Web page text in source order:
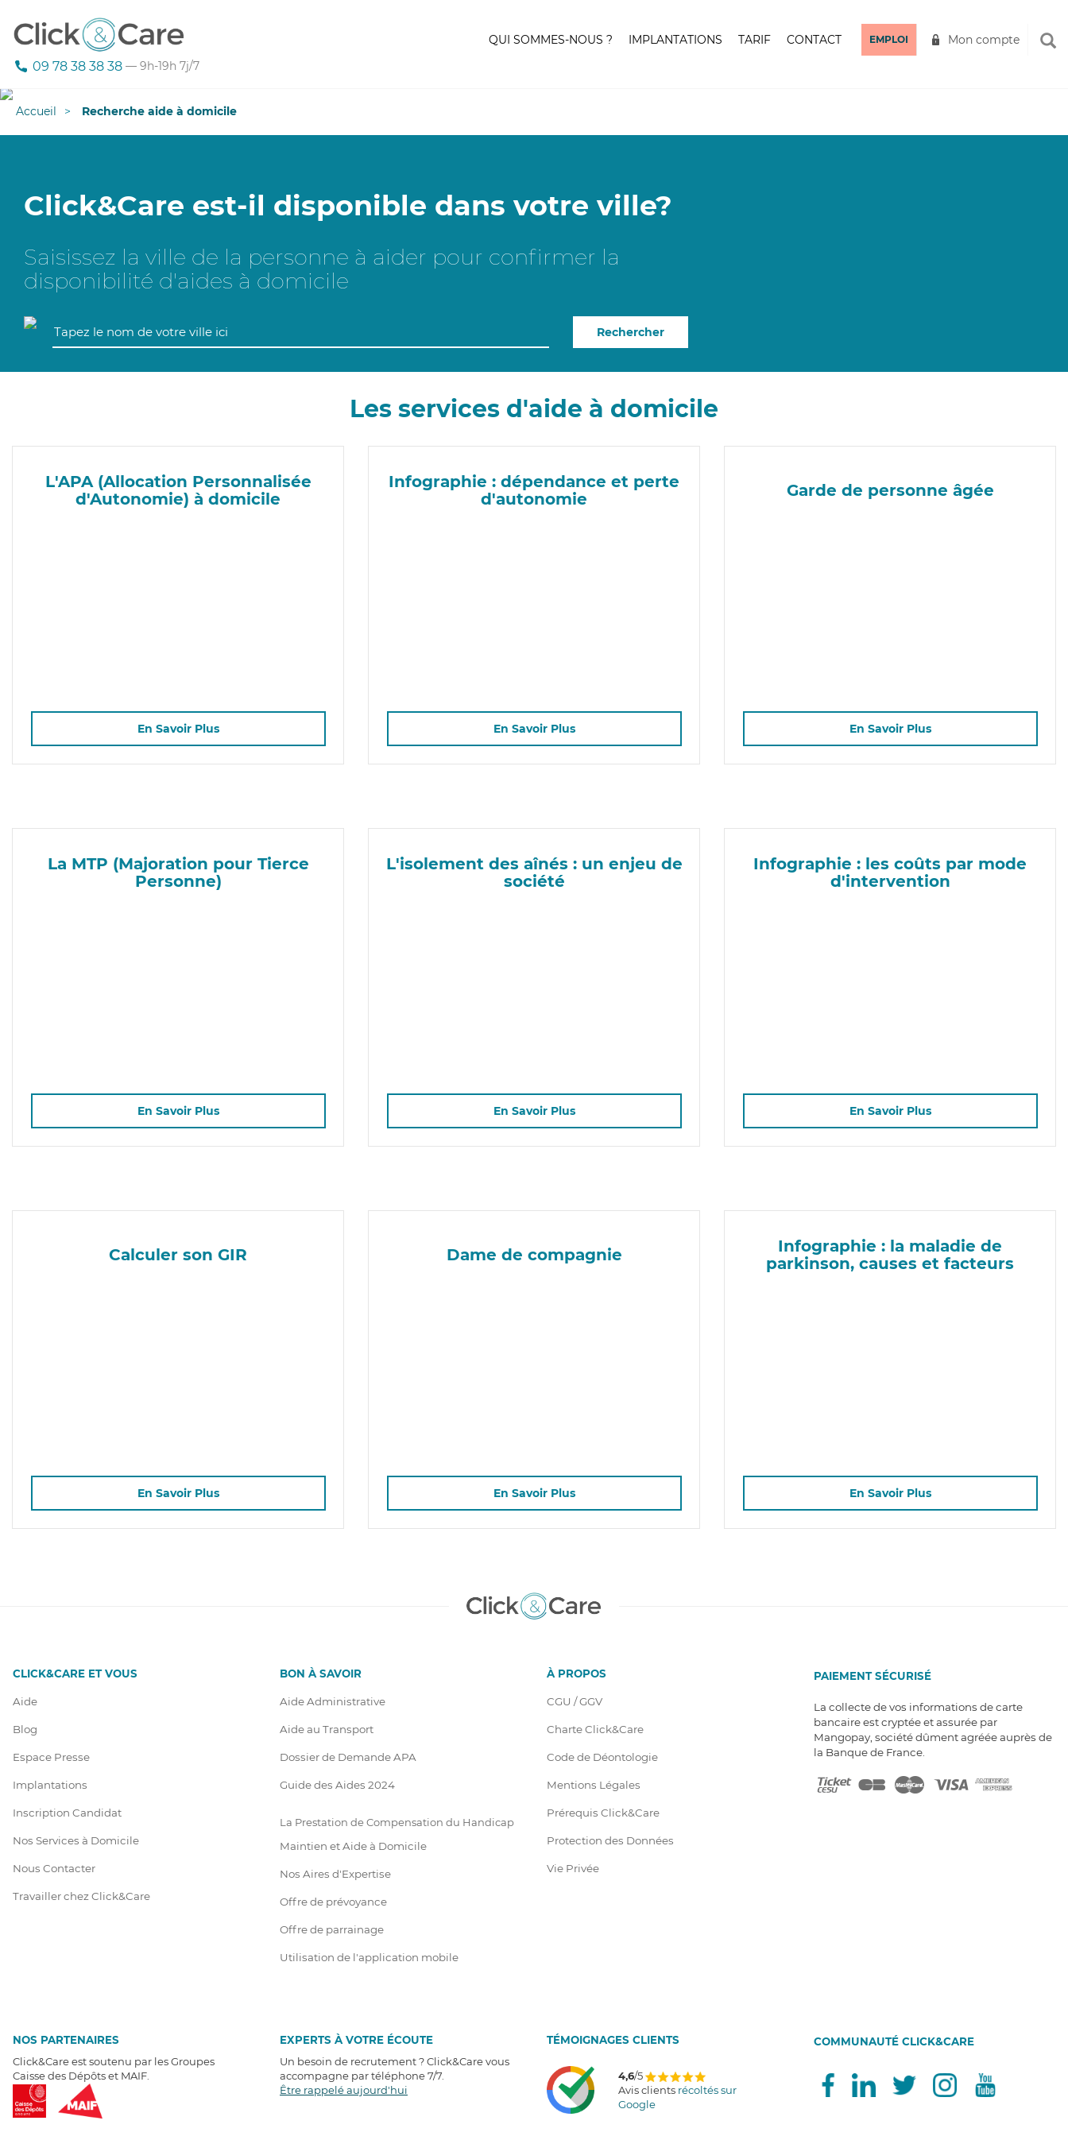
09 78 38 38 38 — 9h-19h 7j/7
QUI SOMMES-NOUS ? IMPLANTATIONS TARIF CONTACT EMPLOI Mon compte
Accueil Recherche aide à domicile
Click&Care est-il disponible dans votre ville?
Saisissez la ville de la personne à aider pour confirmer la
disponibilité d'aides à domicile
Rechercher
Les services d'aide à domicile
L'APA (Allocation Personnalisée
d'Autonomie) à domicile
En Savoir Plus
Infographie : dépendance et perte
d'autonomie
En Savoir Plus
Garde de personne âgée
En Savoir Plus
La MTP (Majoration pour Tierce
Personne)
En Savoir Plus
L'isolement des aînés : un enjeu de
société
En Savoir Plus
Infographie : les coûts par mode
d'intervention
En Savoir Plus
Calculer son GIR
En Savoir Plus
Dame de compagnie
En Savoir Plus
Infographie : la maladie de
parkinson, causes et facteurs
En Savoir Plus
CLICK&CARE ET VOUS
Aide
Blog
Espace Presse
Implantations
Inscription Candidat
Nos Services à Domicile
Nous Contacter
Travailler chez Click&Care
BON À SAVOIR
Aide Administrative
Aide au Transport
Dossier de Demande APA
Guide des Aides 2024
La Prestation de Compensation du Handicap
Maintien et Aide à Domicile
Nos Aires d'Expertise
Offre de prévoyance
Offre de parrainage
Utilisation de l'application mobile
À PROPOS
CGU / GGV
Charte Click&Care
Code de Déontologie
Mentions Légales
Prérequis Click&Care
Protection des Données
Vie Privée
PAIEMENT SÉCURISÉ
La collecte de vos informations de carte
bancaire est cryptée et assurée par
Mangopay, société dûment agréée auprès de
la Banque de France.
NOS PARTENAIRES
Click&Care est soutenu par les Groupes
Caisse des Dépôts et MAIF.
EXPERTS À VOTRE ÉCOUTE
Un besoin de recrutement ? Click&Care vous
accompagne par téléphone 7/7
Être rappelé aujourd'hui
TÉMOIGNAGES CLIENTS
4,6/5
Avis clients récoltés sur
Google
COMMUNAUTÉ CLICK&CARE